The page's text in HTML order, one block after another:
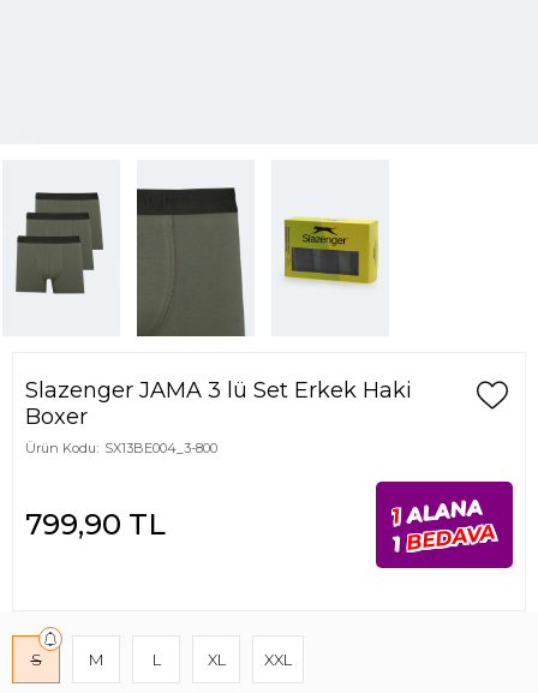
Slazenger JAMA 3 lü Set Erkek Haki
Boxer
Ürün Kodu: SX13BE004_3-800
799,90 TL 1 ALANA
1BEDAVA
S M L XL XXL